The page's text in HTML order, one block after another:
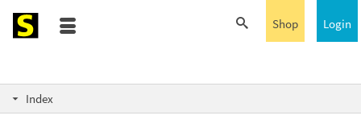
Login
Shop
Index